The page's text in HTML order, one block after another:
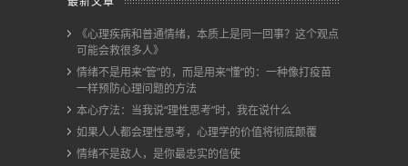
《心理疾病和普通情绪，本质上是同一回事？这个观点
可能会救很多人》
情绪不是用来“管”的，而是用来“懂”的：一种像打疫苗
一样预防心理问题的方法
本心疗法：当我说“理性思考”时，我在说什么
如果人人都会理性思考，心理学的价值将彻底颠覆
情绪不是敌人，是你最忠实的信使